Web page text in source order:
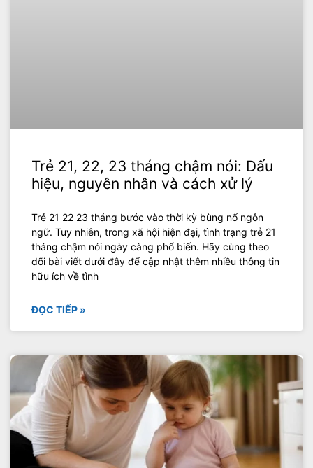
Trẻ 21, 22, 23 tháng chậm nói: Dấu
hiệu, nguyên nhân và cách xử lý
Trẻ 21 22 23 tháng bước vào thời kỳ bùng nổ ngôn
ngữ. Tuy nhiên, trong xã hội hiện đại, tình trạng trẻ 21
tháng chậm nói ngày càng phổ biến. Hãy cùng theo
dõi bài viết dưới đây để cập nhật thêm nhiều thông tin
hữu ích về tình
ĐỌC TIẾP »